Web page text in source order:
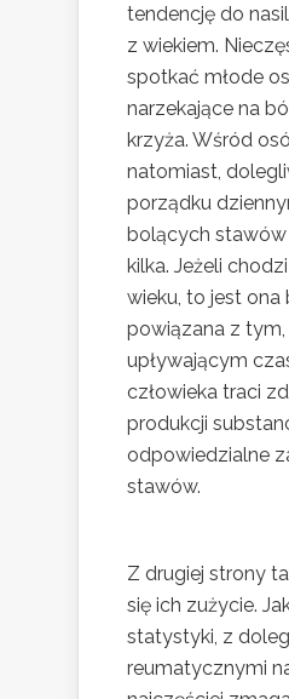
tendencję do
z wiekiem.
spotkać młode
narzekające na
krzyża. Wśród
natomiast,
porządku
bolących
kilka. Jeżeli
wieku, to jest ona
powiązana z tym,
upływającym
człowieka traci
produkcji
odpowiedzialne
stawów.
Z drugiej strony
się ich zużycie.
statystyki, z
reumatycznymi